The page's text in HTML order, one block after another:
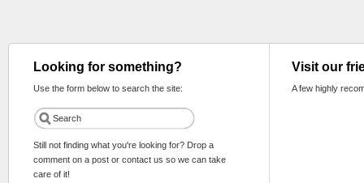
Looking for something?
Use the form below to search the site:
Still not finding what you're looking for? Drop a
comment on a post or contact us so we can take
care of it!
Visit our
A few highly